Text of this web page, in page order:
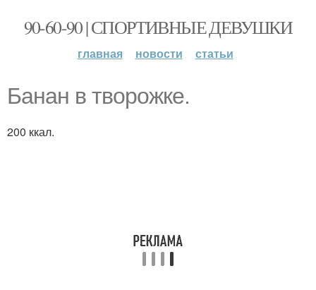
90-60-90 | СПОРТИВНЫЕ ДЕВУШКИ
главная новости статьи
Банан в творожке.
200 ккал.